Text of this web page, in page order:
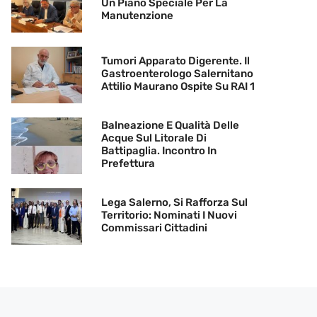
Un Piano Speciale Per La
Manutenzione
Tumori Apparato Digerente. Il
Gastroenterologo Salernitano
Attilio Maurano Ospite Su RAI 1
Balneazione E Qualità Delle
Acque Sul Litorale Di
Battipaglia. Incontro In
Prefettura
Lega Salerno, Si Rafforza Sul
Territorio: Nominati I Nuovi
Commissari Cittadini